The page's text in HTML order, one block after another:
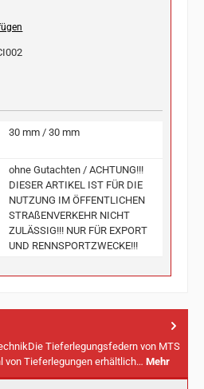
30 mm / 30 mm
ohne Gutachten / ACHTUNG!!!
DIESER ARTIKEL IST FÜR DIE
NUTZUNG IM ÖFFENTLICHEN
STRAßENVERKEHR NICHT
ZULÄSSIG!!! NUR FÜR EXPORT
UND RENNSPORTZWECKE!!!
Tieferlegungsfedern von MTS
von Tieferlegungen erhältlich… Mehr